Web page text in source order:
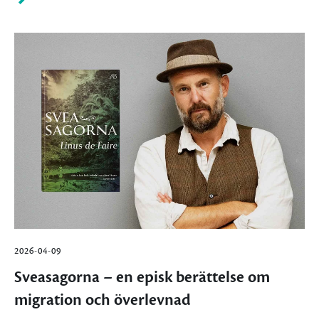
2026-04-09
Sveasagorna – en episk berättelse om
migration och överlevnad